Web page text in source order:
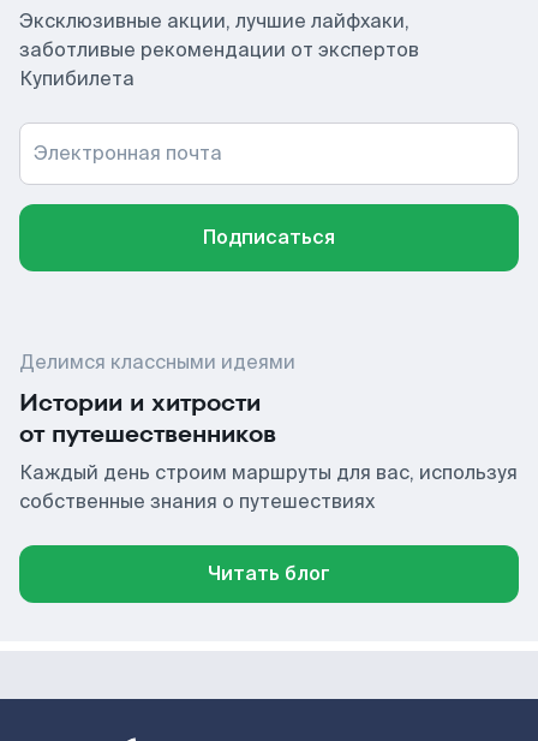
Эксклюзивные акции, лучшие лайфхаки,
заботливые рекомендации от экспертов
Купибилета
Электронная почта
Подписаться
Делимся классными идеями
Истории и хитрости
от путешественников
Каждый день строим маршруты для вас, используя
собственные знания о путешествиях
Читать блог